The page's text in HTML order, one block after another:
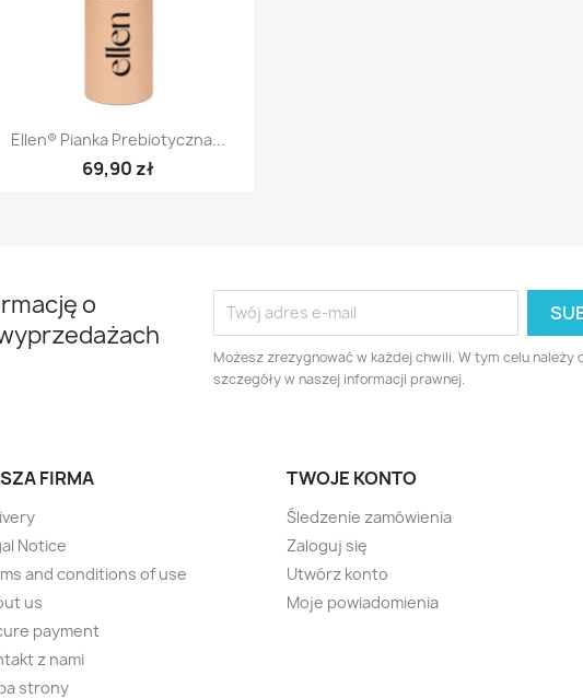
Szybki podgląd
Ellen® Pianka Prebiotyczna...
69,90 zł
o
Możesz zrezygnować w każdej chwili. W tym celu należy
szczegóły w naszej informacji prawnej.
FIRMA
Notice
and conditions of use
us
payment
z nami
strony
TWOJE KONTO
Śledzenie zamówienia
Zaloguj się
Utwórz konto
Moje powiadomienia